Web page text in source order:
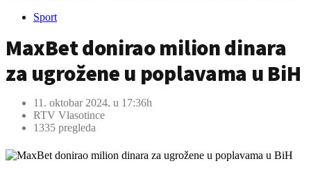
Sport
MaxBet donirao milion dinara
za ugrožene u poplavama u BiH
11. oktobar 2024. u 17:36h
RTV Vlasotince
1335 pregleda